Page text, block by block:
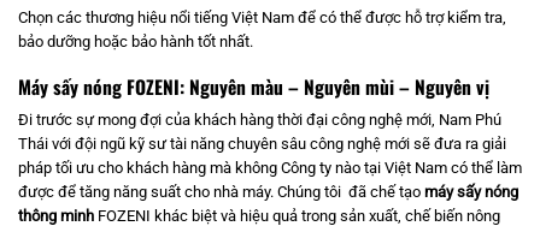
Chọn các thương hiệu nổi tiếng Việt Nam để có thể được hỗ trợ kiểm tra,
bảo dưỡng hoặc bảo hành tốt nhất.
Máy sấy nóng FOZENI: Nguyên màu – Nguyên mùi – Nguyên vị
Đi trước sự mong đợi của khách hàng thời đại công nghệ mới, Nam Phú
Thái với đội ngũ kỹ sư tài năng chuyên sâu công nghệ mới sẽ đưa ra giải
pháp tối ưu cho khách hàng mà không Công ty nào tại Việt Nam có thể làm
được để tăng năng suất cho nhà máy. Chúng tôi đã chế tạo máy sấy nóng
thông minh FOZENI khác biệt và hiệu quả trong sản xuất, chế biến nông